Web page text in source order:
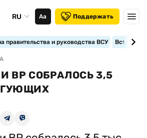
RU Аа Поддержать
правительства и руководства ВСУ
ВР СОБРАЛОСЬ 3,5